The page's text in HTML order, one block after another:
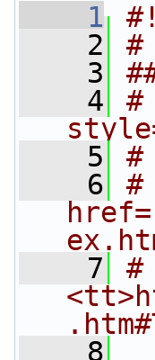
    1
    2
    3
    4
#
    5
#
    6
#
    7
#
    8